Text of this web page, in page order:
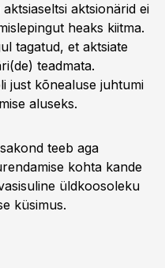
aktsionärid ei
heaks kiitma.
tagatud, et aktsiate
teadmata.
just kõnealuse juhtumi
aluseks.
teeb aga
kohta kande
üldkoosoleku
küsimus.